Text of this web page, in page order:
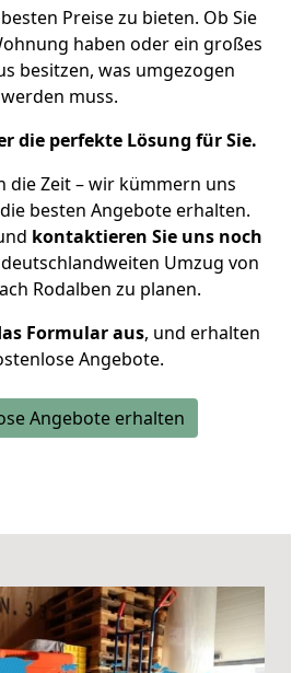
Preise zu bieten. Ob Sie
haben oder ein großes
besitzen, was umgezogen
werden muss.
die perfekte Lösung für Sie.
die Zeit – wir kümmern uns
besten Angebote erhalten.
kontaktieren Sie uns noch
Umzug von
Rodalben zu planen.
Formular aus, und erhalten
Angebote.
Angebote erhalten